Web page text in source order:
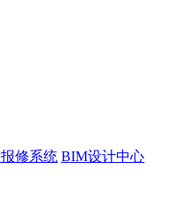
修系统 BIM设计中心